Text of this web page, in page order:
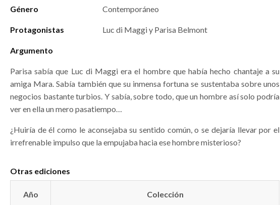
Género Contemporáneo
Protagonistas Luc di Maggi y Parisa Belmont
Argumento
Parisa sabía que Luc di Maggi era el hombre que había hecho chantaje a su
amiga Mara. Sabía también que su inmensa fortuna se sustentaba sobre unos
negocios bastante turbios. Y sabía, sobre todo, que un hombre así solo podría
ver en ella un mero pasatiempo…
¿Huiría de él como le aconsejaba su sentido común, o se dejaría llevar por el
irrefrenable impulso que la empujaba hacia ese hombre misterioso?
Otras ediciones
Año Colección